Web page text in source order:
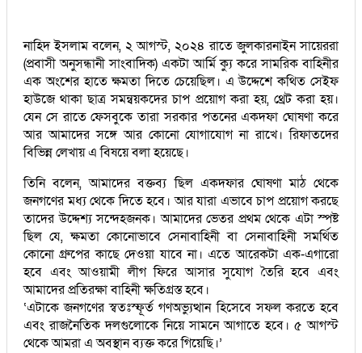
নাহিদ ইসলাম বলেন, ২ আগস্ট, ২০২৪ রাতে জুলকারনাইন সায়েররা
(প্রবাসী অনুসন্ধানী সাংবাদিক) একটা আর্মি ক্যু করে সামরিক বাহিনীর
এক অংশের হাতে ক্ষমতা দিতে চেয়েছিল। এ উদ্দেশে কথিত সেইফ
হাউজে থাকা ছাত্র সমন্বয়কদের চাপ প্রয়োগ করা হয়, থ্রেট করা হয়।
যেন সে রাতে ফেসবুকে তারা সরকার পতনের একদফা ঘোষণা করে
আর আমাদের সঙ্গে আর কোনো যোগাযোগ না রাখে। রিফাতদের
বিভিন্ন লেখায় এ বিষয়ে বলা হয়েছে।
তিনি বলেন, আমাদের বক্তব্য ছিল একদফার ঘোষণা মাঠ থেকে
জনগণের মধ্য থেকে দিতে হবে। আর যারা এভাবে চাপ প্রয়োগ করছে
তাদের উদ্দেশ্য সন্দেহজনক। আমাদের ভেতর প্রথম থেকে এটা স্পষ্ট
ছিল যে, ক্ষমতা কোনোভাবে সেনাবাহিনী বা সেনাবাহিনী সমর্থিত
কোনো গ্রুপের কাছে দেওয়া যাবে না। এতে আরেকটা এক-এগারো
হবে এবং আওয়ামী লীগ ফিরে আসার সুযোগ তৈরি হবে এবং
আমাদের প্রতিরক্ষা বাহিনী ক্ষতিগ্রস্ত হবে।
‘এটাকে জনগণের স্বতঃস্ফূর্ত গণঅভ্যুত্থান হিসেবে সফল করতে হবে
এবং রাজনৈতিক দলগুলোকে নিয়ে সামনে আগাতে হবে। ৫ আগস্ট
থেকে আমরা এ অবস্থান ব্যক্ত করে গিয়েছি।’